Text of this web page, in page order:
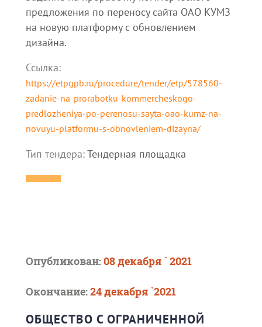
предложения по переносу сайта ОАО КУМЗ
на новую платформу с обновлением
дизайна.
Ссылка:
https://etpgpb.ru/procedure/tender/etp/578560-
zadanie-na-prorabotku-kommercheskogo-
predlozheniya-po-perenosu-sayta-oao-kumz-na-
novuyu-platformu-s-obnovleniem-dizayna/
Тип тендера:Тендерная площадка
Опубликован:08 декабря ` 2021
Окончание:24 декабря `2021
ОБЩЕСТВО С ОГРАНИЧЕННОЙ